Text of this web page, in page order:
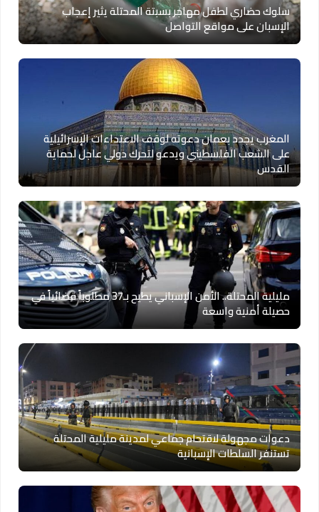
سلوك حضاري لطفل مهاجر بسبتة المحتلة يثير إعجاب
الإسبان على مواقع التواصل
المغرب يجدد بعمان دعوته لوقف الاعتداءات الإسرائيلية
على الشعب الفلسطيني ويدعو لتحرك دولي عاجل لحماية
القدس
مليلية المحتلة.. الأمن الإسباني يطيح بـ37 مطلوباً قضائياً في
حصيلة أمنية واسعة
دعوات مجهولة لاقتحام جماعي لمدينة مليلية المحتلة
تستنفر السلطات الإسبانية